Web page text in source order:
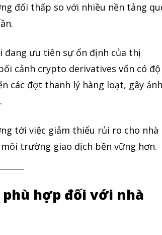
đối thấp so với nhiều nền tảng
đang ưu tiên sự ổn định của thị
cảnh crypto derivatives vốn có độ
các đợt thanh lý hàng loạt, gây ảnh
tới việc giảm thiểu rủi ro cho nhà
trường giao dịch bền vững hơn.
hợp đối với nhà